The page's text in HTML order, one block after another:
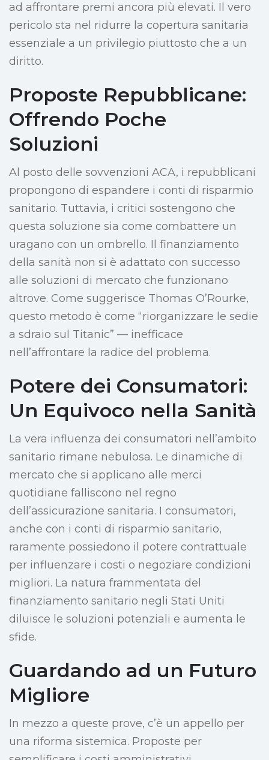
ad affrontare premi ancora più elevati. Il vero
pericolo sta nel ridurre la copertura sanitaria
essenziale a un privilegio piuttosto che a un
diritto.
Proposte Repubblicane:
Offrendo Poche
Soluzioni
Al posto delle sovvenzioni ACA, i repubblicani
propongono di espandere i conti di risparmio
sanitario. Tuttavia, i critici sostengono che
questa soluzione sia come combattere un
uragano con un ombrello. Il finanziamento
della sanità non si è adattato con successo
alle soluzioni di mercato che funzionano
altrove. Come suggerisce Thomas O’Rourke,
questo metodo è come “riorganizzare le sedie
a sdraio sul Titanic” — inefficace
nell’affrontare la radice del problema.
Potere dei Consumatori:
Un Equivoco nella Sanità
La vera influenza dei consumatori nell’ambito
sanitario rimane nebulosa. Le dinamiche di
mercato che si applicano alle merci
quotidiane falliscono nel regno
dell’assicurazione sanitaria. I consumatori,
anche con i conti di risparmio sanitario,
raramente possiedono il potere contrattuale
per influenzare i costi o negoziare condizioni
migliori. La natura frammentata del
finanziamento sanitario negli Stati Uniti
diluisce le soluzioni potenziali e aumenta le
sfide.
Guardando ad un Futuro
Migliore
In mezzo a queste prove, c’è un appello per
una riforma sistemica. Proposte per